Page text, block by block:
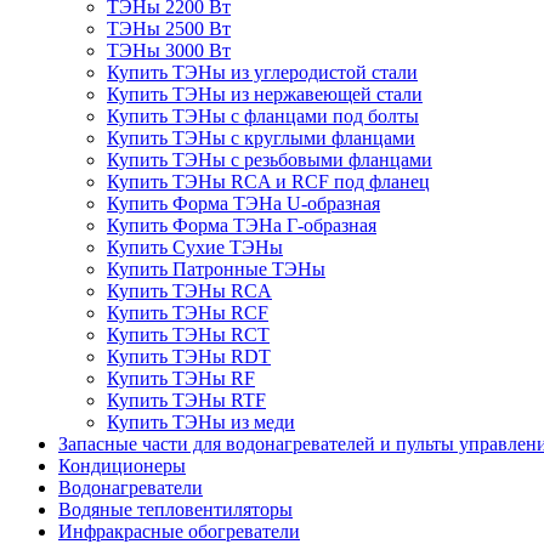
ТЭНы 2200 Вт
ТЭНы 2500 Вт
ТЭНы 3000 Вт
Купить ТЭНы из углеродистой стали
Купить ТЭНы из нержавеющей стали
Купить ТЭНы с фланцами под болты
Купить ТЭНы с круглыми фланцами
Купить ТЭНы с резьбовыми фланцами
Купить ТЭНы RCA и RCF под фланец
Купить Форма ТЭНа U-образная
Купить Форма ТЭНа Г-образная
Купить Сухие ТЭНы
Купить Патронные ТЭНы
Купить ТЭНы RCA
Купить ТЭНы RCF
Купить ТЭНы RCT
Купить ТЭНы RDT
Купить ТЭНы RF
Купить ТЭНы RTF
Купить ТЭНы из меди
Запасные части для водонагревателей и пульты
Кондиционеры
Водонагреватели
Водяные тепловентиляторы
Инфракрасные обогреватели